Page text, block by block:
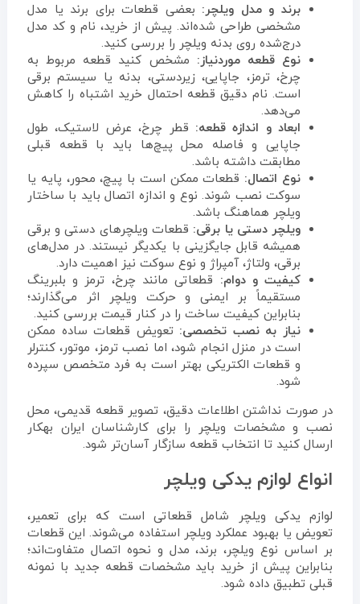
برند و مدل ویلچر: بعضی قطعات برای برند یا مدل
مشخصی طراحی شده‌اند. پیش از خرید، نام و کد مدل
درج‌شده روی بدنه ویلچر را بررسی کنید.
نوع قطعه موردنیاز: مشخص کنید قطعه مربوط به
چرخ، ترمز، جاپایی، زیردستی، بدنه یا سیستم برقی
است. نام دقیق قطعه احتمال خرید اشتباه را کاهش
می‌دهد.
ابعاد و اندازه قطعه: قطر چرخ، عرض لاستیک، طول
جاپایی و فاصله محل پیچ‌ها باید با قطعه قبلی
مطابقت داشته باشد.
نوع اتصال: قطعات ممکن است با پیچ، محور، پایه یا
سوکت نصب شوند. نوع و اندازه اتصال باید با ساختار
ویلچر هماهنگ باشد.
ویلچر دستی یا برقی: قطعات ویلچرهای دستی و برقی
همیشه قابل جایگزینی با یکدیگر نیستند. در مدل‌های
برقی، ولتاژ، آمپراژ و نوع سوکت نیز اهمیت دارد.
کیفیت و دوام: قطعاتی مانند چرخ، ترمز و بلبرینگ
مستقیماً بر ایمنی و حرکت ویلچر اثر می‌گذارند؛
بنابراین کیفیت ساخت را در کنار قیمت بررسی کنید.
نیاز به نصب تخصصی: تعویض قطعات ساده ممکن
است در منزل انجام شود، اما نصب ترمز، موتور، کنترلر
و قطعات الکتریکی بهتر است به فرد متخصص سپرده
شود.
در صورت نداشتن اطلاعات دقیق، تصویر قطعه قدیمی، محل
نصب و مشخصات ویلچر را برای کارشناسان ایران بهکار
ارسال کنید تا انتخاب قطعه سازگار آسان‌تر شود.
انواع لوازم یدکی ویلچر
لوازم یدکی ویلچر شامل قطعاتی است که برای تعمیر،
تعویض یا بهبود عملکرد ویلچر استفاده می‌شوند. این قطعات
بر اساس نوع ویلچر، برند، مدل و نحوه اتصال متفاوت‌اند؛
بنابراین پیش از خرید باید مشخصات قطعه جدید با نمونه
قبلی تطبیق داده شود.